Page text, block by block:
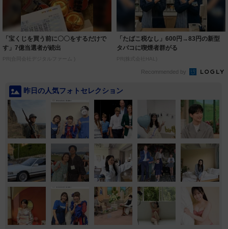
「宝くじを買う前に〇〇をするだけで
す」7億当選者が続出
PR(合同会社デジタルファーム )
「たばこ税なし」600円→83円の新型
タバコに喫煙者群がる
PR(株式会社HAL)
Recommended by
昨日の人気フォトセレクション